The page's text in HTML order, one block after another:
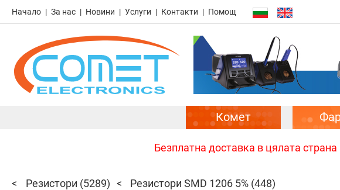
Начало За нас Новини Услуги Контакти Помощ
Комет
Безплатна доставка в цялата
Резистори (5289) Резистори SMD 1206 5% (448)